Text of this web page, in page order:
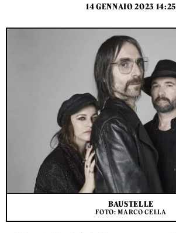
14 GENNAIO 2023 14:25
BAUSTELLE
FOTO: MARCO CELLA